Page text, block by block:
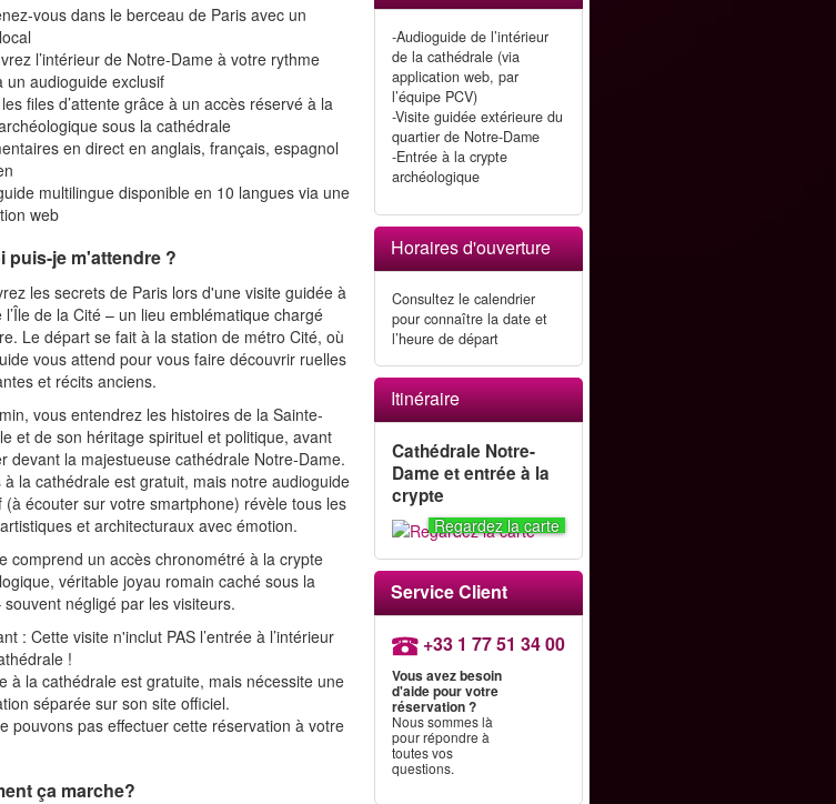
vous dans le berceau de Paris avec un
l’intérieur de Notre-Dame à votre rythme
un audioguide exclusif
files d’attente grâce à un accès réservé à la
sous la cathédrale
en direct en anglais, français, espagnol
multilingue disponible en 10 langues via une
web
puis-je m'attendre ?
les secrets de Paris lors d'une visite guidée à
l’Île de la Cité – un lieu emblématique chargé
Le départ se fait à la station de métro Cité, où
vous attend pour vous faire découvrir ruelles
et récits anciens.
vous entendrez les histoires de la Sainte-
et de son héritage spirituel et politique, avant
devant la majestueuse cathédrale Notre-Dame.
à la cathédrale est gratuit, mais notre audioguide
(à écouter sur votre smartphone) révèle tous les
et architecturaux avec émotion.
comprend un accès chronométré à la crypte
véritable joyau romain caché sous la
souvent négligé par les visiteurs.
: Cette visite n'inclut PAS l’entrée à l’intérieur
!
à la cathédrale est gratuite, mais nécessite une
séparée sur son site officiel.
pouvons pas effectuer cette réservation à votre
ça marche?
-Audioguide de l’intérieur
de la cathédrale (via
application web, par
l’équipe PCV)
-Visite guidée extérieure du
quartier de Notre-Dame
-Entrée à la crypte
archéologique
Horaires d'ouverture
Consultez le calendrier
pour connaître la date et
l’heure de départ
Itinéraire
Cathédrale Notre-
Dame et entrée à la
crypte
Regardez la carte
Service Client
+33 1 77 51 34 00
Vous avez besoin
d'aide pour votre
réservation ?
Nous sommes là
pour répondre à
toutes vos
questions.